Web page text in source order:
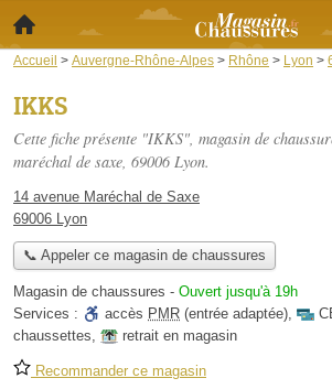
Accueil > Auvergne-Rhône-Alpes > Rhône > Lyon >
IKKS
Cette fiche présente "IKKS", magasin de
maréchal de saxe, 69006 Lyon.
14 avenue Maréchal de Saxe
69006 Lyon
📞 Appeler ce magasin de chaussures
Magasin de chaussures - Ouvert jusqu'à 19h
Services :
accès PMR (entrée adaptée),
chaussettes, retrait en magasin
Recommander ce magasin